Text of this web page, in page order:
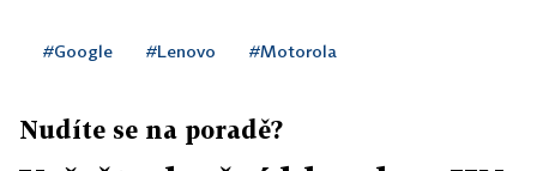
#Google #Lenovo #Motorola
Nudíte se na poradě?